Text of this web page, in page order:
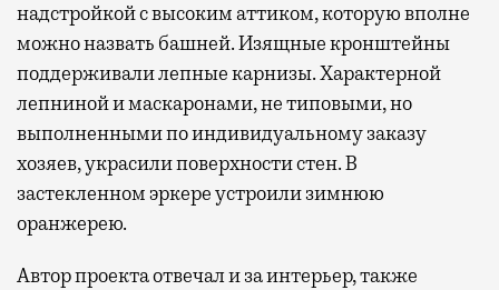
надстройкой с высоким аттиком, которую вполне
можно назвать башней. Изящные кронштейны
поддерживали лепные карнизы. Характерной
лепниной и маскаронами, не типовыми, но
выполненными по индивидуальному заказу
хозяев, украсили поверхности стен. В
застекленном эркере устроили зимнюю
оранжерею.
Автор проекта отвечал и за интерьер, также